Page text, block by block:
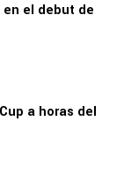
en el debut de
a horas del